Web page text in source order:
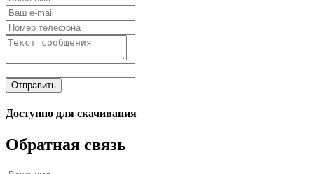
Отправить
Доступно для скачивания
Обратная связь